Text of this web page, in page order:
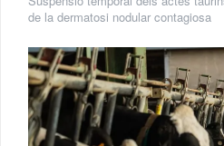
de la dermatosi nodular contagiosa